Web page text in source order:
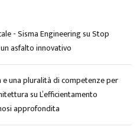
- Sisma EngineeringsuStop
asfalto innovativo
una pluralità di competenze per
suL’efficientamento
approfondita